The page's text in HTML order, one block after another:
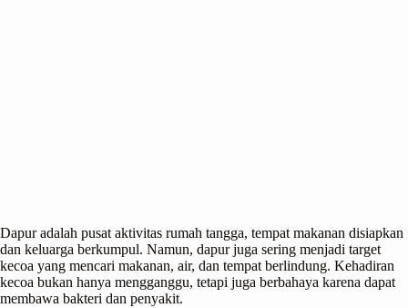
Dapur adalah pusat aktivitas rumah tangga, tempat makanan disiapkan
dan keluarga berkumpul. Namun, dapur juga sering menjadi target
kecoa yang mencari makanan, air, dan tempat berlindung. Kehadiran
kecoa bukan hanya mengganggu, tetapi juga berbahaya karena dapat
membawa bakteri dan penyakit.